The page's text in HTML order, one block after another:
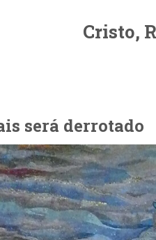
Cristo,
será derrotado